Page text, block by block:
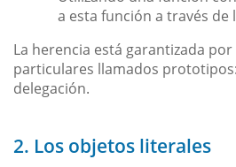
a esta función a través de
La herencia está garantizada
particulares llamados
delegación.
2. Los objetos literales